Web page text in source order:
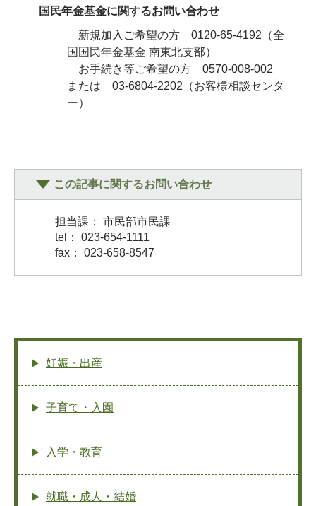
国民年金基金に関するお問い合わせ
新規加入ご希望の方 0120-65-4192（全
国国民年金基金 南東北支部）
お手続き等ご希望の方 0570-008-002
または 03-6804-2202（お客様相談センタ
ー）
この記事に関するお問い合わせ
担当課： 市民部市民課
tel： 023-654-1111
fax： 023-658-8547
妊娠・出産
子育て・入園
入学・教育
就職・成人・結婚